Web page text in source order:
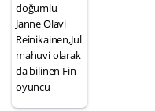
doğumlu
Janne Olavi
Reinikainen,Jul
mahuvi olarak
da bilinen Fin
oyuncu